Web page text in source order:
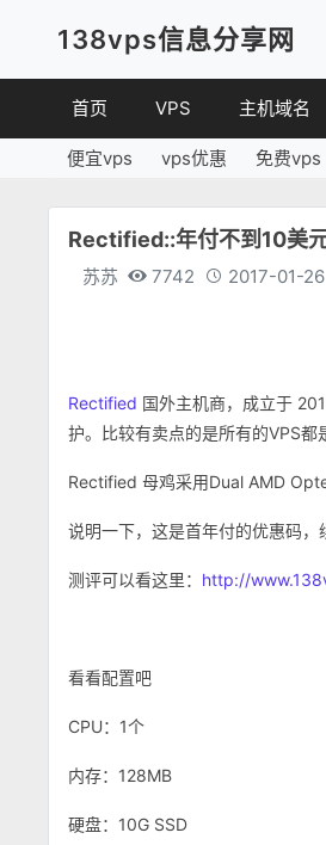
138vps信息分享网
首页 VPS
VPS优惠
VPS评测
主机域名
域名
便宜vps vps优惠 免费vps
Rectified::年付不到10美
苏苏 7742 2017-01-26
Rectified 国外主机商，成立于
护。比较有卖点的是所有的VPS
Rectified 母鸡采用Dual AMD
说明一下，这是首年付的优惠码，
测评可以看这里： http://
看看配置吧
CPU：1个
内存：128MB
硬盘：10G SSD